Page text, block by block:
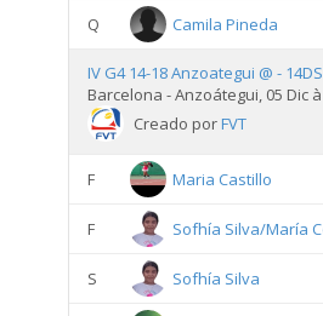
Q Camila Pineda
IV G4 14-18 Anzoategui @ - 14DS
Barcelona - Anzoátegui, 05 Dic à
Creado porFVT
F Maria Castillo
F Sofhía Silva/María
S Sofhía Silva